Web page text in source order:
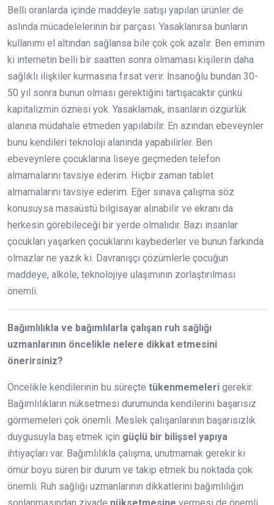
Belli oranlarda içinde maddeyle satışı yapılan ürünler de
aslında mücadelelerinin bir parçası. Yasaklanırsa bunların
kullanımı el altından sağlansa bile çok çok azalır. Ben eminim
ki internetin belli bir saatten sonra olmaması kişilerin daha
sağlıklı ilişkiler kurmasına fırsat verir. İnsanoğlu bundan 30-
50 yıl sonra bunun olması gerektiğini tartışacaktır çünkü
kapitalizmin öznesi yok. Yasaklamak, insanların özgürlük
alanına müdahale etmeden yapılabilir. En azından ebeveynler
bunu kendileri teknoloji alanında yapabilirler. Ben
ebeveynlere çocuklarına liseye geçmeden telefon
almamalarını tavsiye ederim. Hiçbir zaman tablet
almamalarını tavsiye ederim. Eğer sınava çalışma söz
konusuysa masaüstü bilgisayar alınabilir ve ekranı da
herkesin görebileceği bir yerde olmalıdır. Bazı insanlar
çocukları yaşarken çocuklarını kaybederler ve bunun farkında
olmazlar ne yazık ki. Davranışçı çözümlerle çocuğun
maddeye, alkole, teknolojiye ulaşımının zorlaştırılması
önemli.
Bağımlılıkla ve bağımlılarla çalışan ruh sağlığı
uzmanlarının öncelikle nelere dikkat etmesini
önerirsiniz?
Öncelikle kendilerinin bu süreçte tükenmemeleri gerekir.
Bağımlılıkların nüksetmesi durumunda kendilerini başarısız
görmemeleri çok önemli. Meslek çalışanlarının başarısızlık
duygusuyla baş etmek için güçlü bir bilişsel yapıya
ihtiyaçları var. Bağımlılıkla çalışma, unutmamak gerekir ki
ömür boyu süren bir durum ve takip etmek bu noktada çok
önemli. Ruh sağlığı uzmanlarının dikkatlerini bağımlılığın